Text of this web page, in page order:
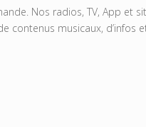
Nos radios, TV, App et
contenus musicaux, d’infos